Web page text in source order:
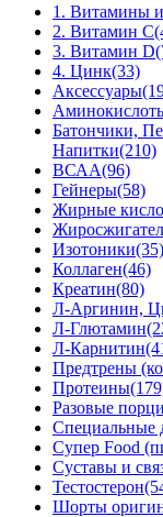
1. Витамины
2. Витамин С
3. Витамин D
4. Цинк(33)
Аксессуары
Батончики,
Напитки(210)
ВСАА(96)
Гейнеры(58)
Жирные
Изотоники(35)
Коллаген(46)
Креатин(80)
Л-Аргинин,
Л-Глютамин
Л-Карнитин
Предтрены
Протеины
Разовые
Специальные
Супер Food
Суставы и
Тестостерон
Шорты